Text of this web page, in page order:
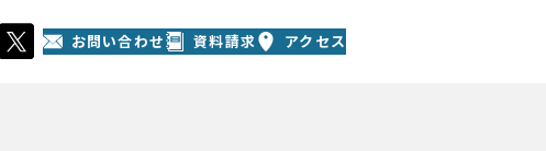
お問い合わせ 資料請求 アクセス